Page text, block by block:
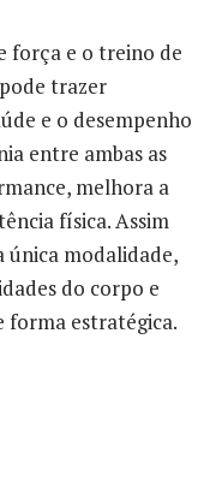
força e o treino de
trazer
e o desempenho
entre ambas as
melhora a
física. Assim
única modalidade,
do corpo e
forma estratégica.